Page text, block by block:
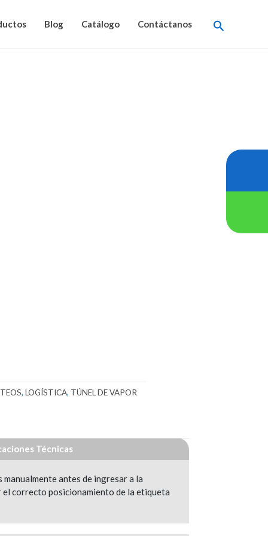
Blog Catálogo Contáctanos Buscar
, LOGÍSTICA, TÚNEL DE VAPOR
Técnicas
antes de ingresar a la
el correcto posicionamiento de la etiqueta